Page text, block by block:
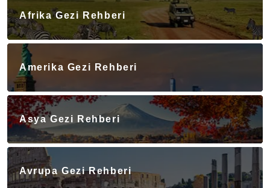
Afrika Gezi Rehberi
Amerika Gezi Rehberi
Asya Gezi Rehberi
Avrupa Gezi Rehberi